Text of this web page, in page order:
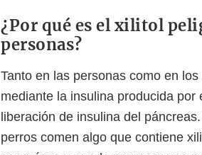
¿Por qué es el xilitol
personas?
Tanto en las personas como en
mediante la insulina producida
liberación de insulina del
perros comen algo que contiene